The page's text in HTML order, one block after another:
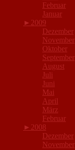
Februar
Januar
► 2009
Dezember
November
Oktober
September
August
Juli
Juni
Mai
April
März
Februar
► 2008
Dezember
November